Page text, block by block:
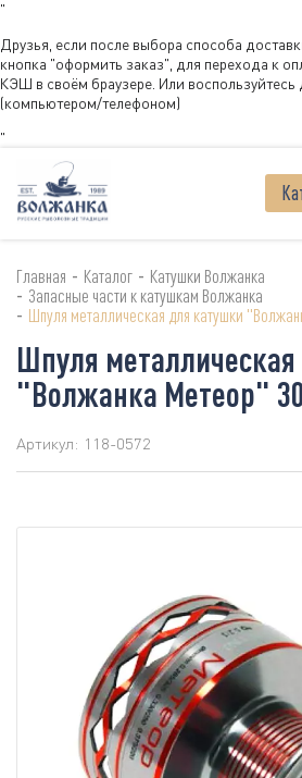
"
Друзья, если после выбора способа
кнопка "оформить заказ", для перехода к
КЭШ в своём браузере. Или воспользуйтесь
(компьютером/телефоном)
"
Главная - Каталог - Катушки Волжанка
- Запасные части к катушкам Волжанка
- Шпуля металлическая для катушки
Шпуля
"Волжанка Метеор"
Артикул: 118-0572